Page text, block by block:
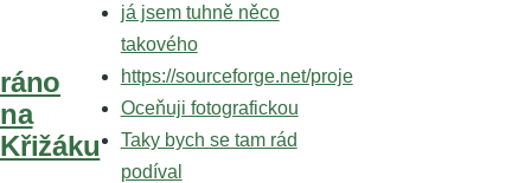
ráno
na
Křižáku
já jsem tuhně něco
takového
https://sourceforge.net/proje
Oceňuji fotografickou
Taky bych se tam rád
podíval